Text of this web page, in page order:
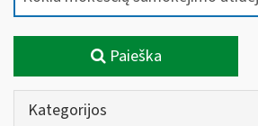
Paieška
Kategorijos